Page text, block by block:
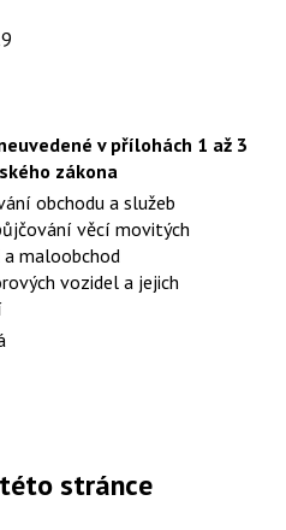
v přílohách 1 až 3
zákona
obchodu a služeb
věcí movitých
a maloobchod
vozidel a jejich
stránce